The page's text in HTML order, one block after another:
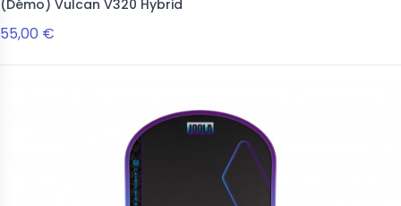
(Démo) Vulcan V320 Hybrid
55,00 €